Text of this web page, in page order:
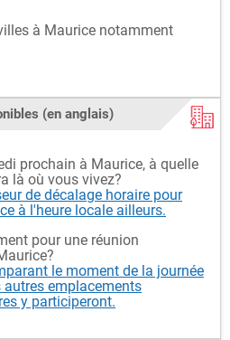
à Maurice notamment
(en anglais)
prochain à Maurice, à quelle
là où vous vivez?
de décalage horaire pour
à l'heure locale ailleurs.
pour une réunion
le moment de la journée
emplacements
y participeront.